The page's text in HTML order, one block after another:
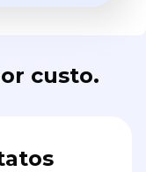
custo.